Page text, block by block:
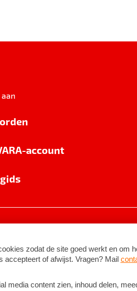
account
©2026BNNVARA